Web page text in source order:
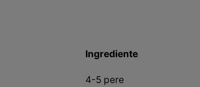
Ingrediente
4-5 pere